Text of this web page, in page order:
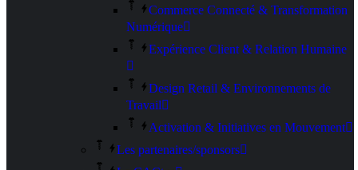
Commerce Connecté & Transformation
Numérique
Expérience Client & Relation Humaine
Design Retail & Environnements de
Travail
Activation & Initiatives en Mouvement
Les partenaires/sponsors